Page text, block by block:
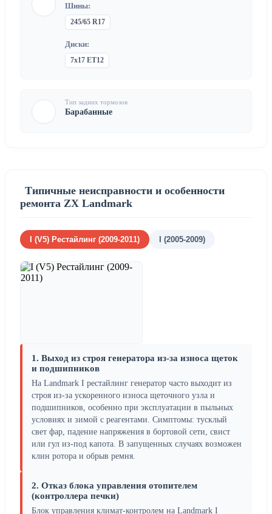
Шины:
245/65 R17
Диски:
7x17 ET12
Тип задних тормозов
Барабанные
Типичные неисправности и особенности
ремонта ZX Landmark
I (V5) Рестайлинг (2009-2011) I (2005-2009)
1. Выход из строя генератора из-за износа щеток
и подшипников
На Landmark I рестайлинг генератор часто выходит из
строя из-за ускоренного износа щеточного узла и
подшипников, особенно при эксплуатации в пыльных
условиях и зимой с реагентами. Симптомы: тусклый
свет фар, падение напряжения в бортовой сети, свист
или гул из-под капота. В запущенных случаях возможен
клин ротора и обрыв ремня.
2. Отказ блока управления отопителем
(контроллера печки)
Блок управления климат-контролем на Landmark I